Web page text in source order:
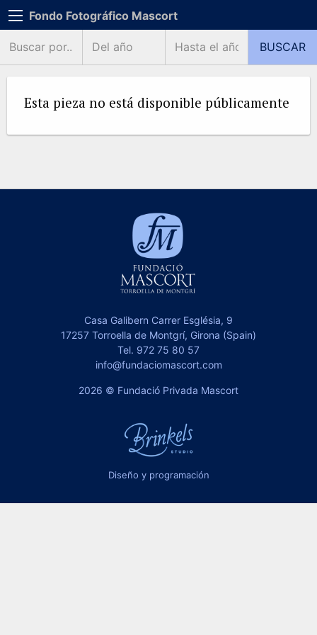
Fondo Fotográfico Mascort
Esta pieza no está disponible públicamente
Casa Galibern Carrer Església, 9
17257 Torroella de Montgrí, Girona (Spain)
Tel. 972 75 80 57
info@fundaciomascort.com
2026 © Fundació Privada Mascort
Diseño y programación